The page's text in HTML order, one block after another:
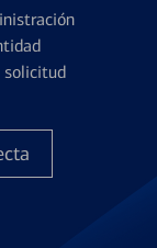
solicitud